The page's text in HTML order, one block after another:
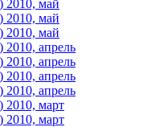
2010, май
2010, май
2010, май
2010, апрель
2010, апрель
2010, апрель
2010, апрель
2010, март
2010, март